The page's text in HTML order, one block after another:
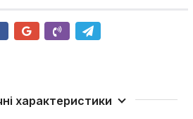
характеристики